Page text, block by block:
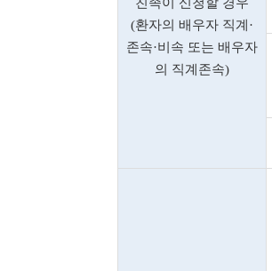
(환자의 배우자 직계 ·
존속·비속 또는 배우자
의 직계존속)